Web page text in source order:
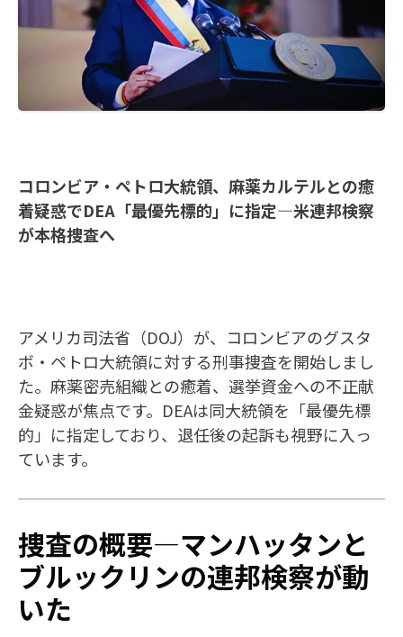
コロンビア・ペトロ大統領、麻薬カルテルとの癒
着疑惑でDEA「最優先標的」に指定—米連邦検察
が本格捜査へ
アメリカ司法省（DOJ）が、コロンビアのグスタ
ボ・ペトロ大統領に対する刑事捜査を開始しまし
た。麻薬密売組織との癒着、選挙資金への不正献
金疑惑が焦点です。DEAは同大統領を「最優先標
的」に指定しており、退任後の起訴も視野に入っ
ています。
捜査の概要—マンハッタンと
ブルックリンの連邦検察が動
いた